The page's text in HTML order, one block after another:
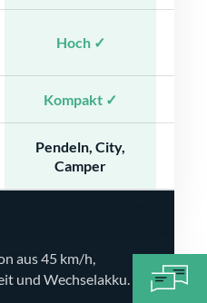
Hoch ✓
Kompakt ✓
Pendeln, City,
Camper
aus 45 km/h,
und Wechselakku.